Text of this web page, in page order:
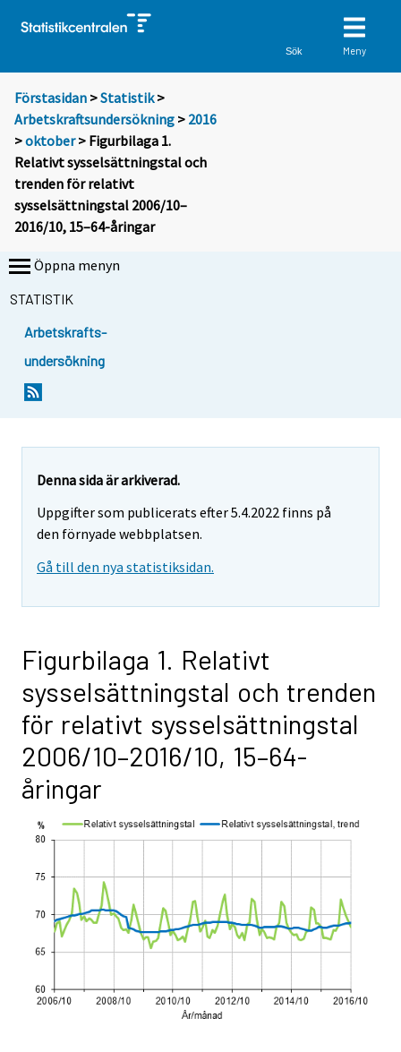
Sök Meny
Förstasidan >Statistik >
Arbetskraftsundersökning > 2016
>oktober> Figurbilaga 1.
Relativt sysselsättningstal och
trenden för relativt
sysselsättningstal 2006/10–
2016/10, 15–64-åringar
Öppna menyn
STATISTIK
Arbetskrafts-
undersökning
Denna sida är arkiverad.
Uppgifter som publicerats efter 5.4.2022 finns på
den förnyade webbplatsen.
Gå till den nya statistiksidan.
Figurbilaga 1. Relativt
sysselsättningstal och trenden
för relativt sysselsättningstal
2006/10–2016/10, 15–64-
åringar